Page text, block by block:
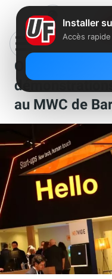
Orange
au MWC de
Installer
Accès